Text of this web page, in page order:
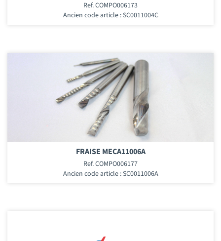
Ref. COMPO006173
Ancien code article : SC0011004C
FRAISE MECA11006A
Ref. COMPO006177
Ancien code article : SC0011006A